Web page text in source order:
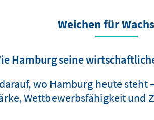
Weichen für
Hamburg seine
wo Hamburg heute
Wettbewerbsfähigkeit und